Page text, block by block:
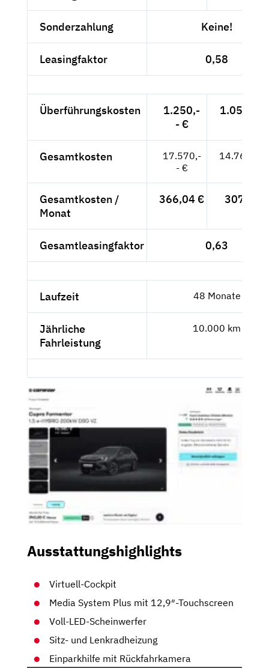
Sonderzahlung Keine!
Leasingfaktor 0,58
Überführungskosten
1.250,-
- €
1.050,42
Gesamtkosten
17.570,-
- €
14.764,71
Gesamtkosten /
Monat
366,04 € 307,60 €
Gesamtleasingfaktor 0,63
Laufzeit 48 Monate
Jährliche
Fahrleistung
10.000 km
Ausstattungshighlights
Virtuell-Cockpit
Media System Plus mit 12,9″-Touchscreen
Voll-LED-Scheinwerfer
Sitz- und Lenkradheizung
Einparkhilfe mit Rückfahrkamera